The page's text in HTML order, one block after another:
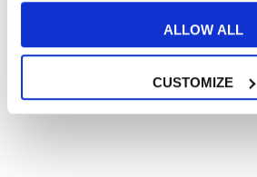
ALLOW ALL
CUSTOMIZE
RICHIEDI INFORMAZIONI